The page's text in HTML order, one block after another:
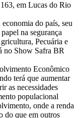
em Lucas do Rio
do país, seu
na segurança
Pecuária e
no Show Safra BR
Econômico
terá que aumentar
as necessidades
populacional
onde a renda
do que em outros